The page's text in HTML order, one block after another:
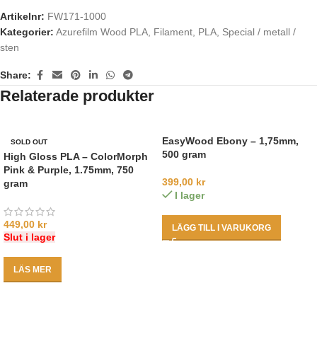
Artikelnr: FW171-1000
Kategorier: Azurefilm Wood PLA Filament PLA Special / metall /
sten
Share:
Relaterade produkter
SOLD OUT
High Gloss PLA – ColorMorph
Pink & Purple, 1.75mm, 750
gram
449,00 kr
Slut i lager
LÄS MER
EasyWood Ebony – 1,75mm,
500 gram
399,00 kr
I lager
LÄGG TILL I VARUKORG